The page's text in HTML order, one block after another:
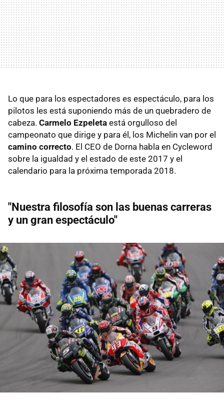
Lo que para los espectadores es espectáculo, para los
pilotos les está suponiendo más de un quebradero de
cabeza. Carmelo Ezpeleta está orgulloso del
campeonato que dirige y para él, los Michelin van por el
camino correcto. El CEO de Dorna habla en Cycleword
sobre la igualdad y el estado de este 2017 y el
calendario para la próxima temporada 2018.
"Nuestra filosofía son las buenas carreras
y un gran espectáculo"